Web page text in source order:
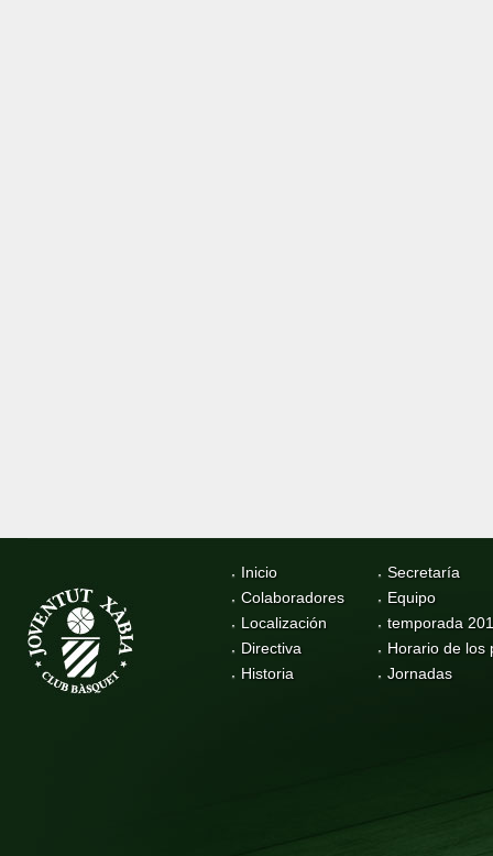
Inicio
Colaboradores
Localización
Directiva
Historia
Secretaría
Equipo
temporada
Horario de los
Jornadas